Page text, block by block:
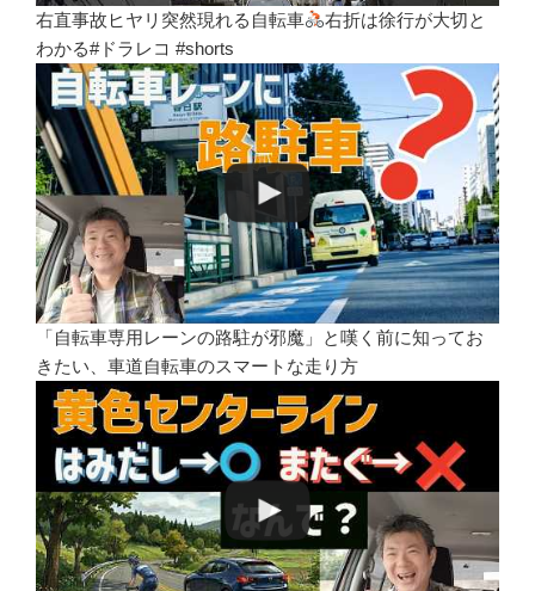
右直事故ヒヤリ突然現れる自転車
右折は徐行が大切と
わかる#ドラレコ #shorts
「自転車専用レーンの路駐が邪魔」と嘆く前に知ってお
きたい、車道自転車のスマートな走り方